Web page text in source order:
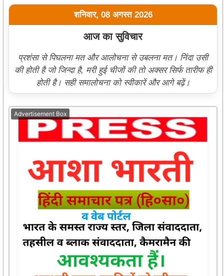
शनिवार, 08 अगस्त 2026
आज का सुविचार
प्रशंसा से पिघलना मत और आलोचना से उबलना मत। निंदा उसी
की होती है जो जिन्दा है, मरी हुई चीजों की तो अक्सर सिर्फ तारीफ ही
होती है। सही समालोचना को स्वीकारें और आगे बढ़ें।
Advertisement Box